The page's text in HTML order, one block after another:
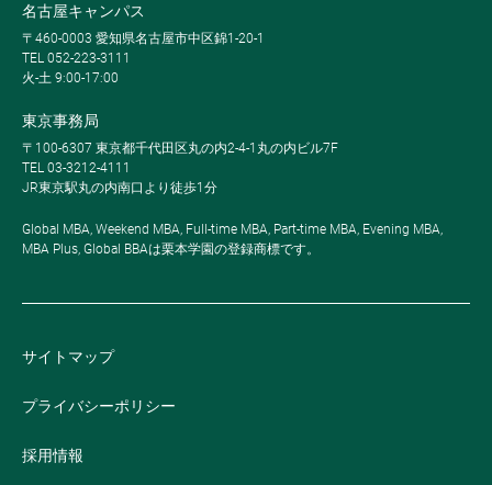
名古屋キャンパス
〒460-0003 愛知県名古屋市中区錦1-20-1
TEL 052-223-3111
火-土 9:00-17:00
東京事務局
〒100-6307 東京都千代田区丸の内2-4-1丸の内ビル7F
TEL 03-3212-4111
JR東京駅丸の内南口より徒歩1分
Global MBA, Weekend MBA, Full-time MBA, Part-time MBA, Evening MBA,
MBA Plus, Global BBAは栗本学園の登録商標です。
サイトマップ
プライバシーポリシー
採用情報